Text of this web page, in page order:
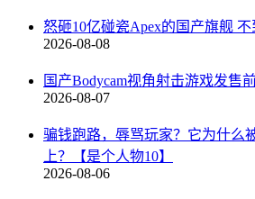
怒砸10亿碰瓷Apex的国产旗舰 不
2026-08-08
国产Bodycam视角射击游戏发售
2026-08-07
骗钱跑路，辱骂玩家？它为什么
上？【是个人物10】
2026-08-06